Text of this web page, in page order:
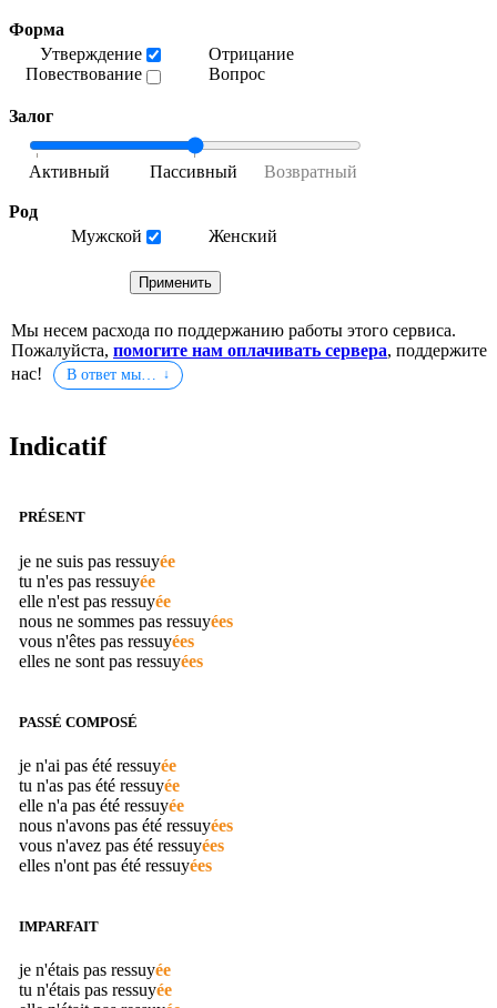
Форма
Утверждение
Повествование
Отрицание
Вопрос
Залог
Род
Мужской
Женский
Мы несем расхода по поддержанию работы этого сервиса.
Пожалуйста, помогите нам оплачивать сервера, поддержите
нас!
В ответ мы…
Indicatif
PRÉSENT
je ne suis pas ressuyée
tu n'es pas ressuyée
elle n'est pas ressuyée
nous ne sommes pas ressuyées
vous n'êtes pas ressuyées
elles ne sont pas ressuyées
PASSÉ COMPOSÉ
je n'ai pas été ressuyée
tu n'as pas été ressuyée
elle n'a pas été ressuyée
nous n'avons pas été ressuyées
vous n'avez pas été ressuyées
elles n'ont pas été ressuyées
IMPARFAIT
je n'étais pas ressuyée
tu n'étais pas ressuyée